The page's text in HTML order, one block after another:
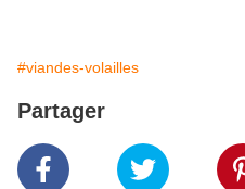
#viandes-volailles
Partager